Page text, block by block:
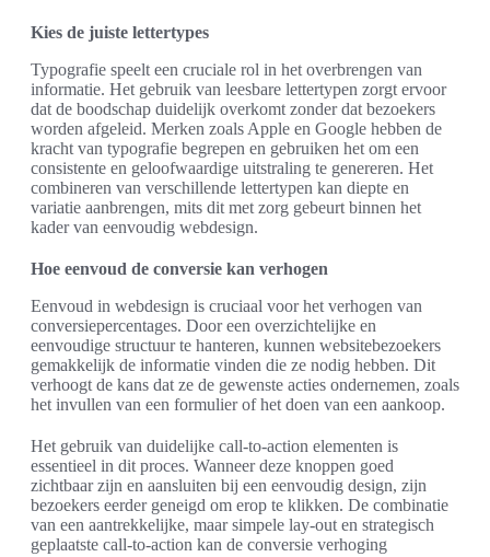
Kies de juiste lettertypes
Typografie speelt een cruciale rol in het overbrengen van
informatie. Het gebruik van leesbare lettertypen zorgt ervoor
dat de boodschap duidelijk overkomt zonder dat bezoekers
worden afgeleid. Merken zoals Apple en Google hebben de
kracht van typografie begrepen en gebruiken het om een
consistente en geloofwaardige uitstraling te genereren. Het
combineren van verschillende lettertypen kan diepte en
variatie aanbrengen, mits dit met zorg gebeurt binnen het
kader van eenvoudig webdesign.
Hoe eenvoud de conversie kan verhogen
Eenvoud in webdesign is cruciaal voor het verhogen van
conversiepercentages. Door een overzichtelijke en
eenvoudige structuur te hanteren, kunnen websitebezoekers
gemakkelijk de informatie vinden die ze nodig hebben. Dit
verhoogt de kans dat ze de gewenste acties ondernemen, zoals
het invullen van een formulier of het doen van een aankoop.
Het gebruik van duidelijke call-to-action elementen is
essentieel in dit proces. Wanneer deze knoppen goed
zichtbaar zijn en aansluiten bij een eenvoudig design, zijn
bezoekers eerder geneigd om erop te klikken. De combinatie
van een aantrekkelijke, maar simpele lay-out en strategisch
geplaatste call-to-action kan de conversie verhoging